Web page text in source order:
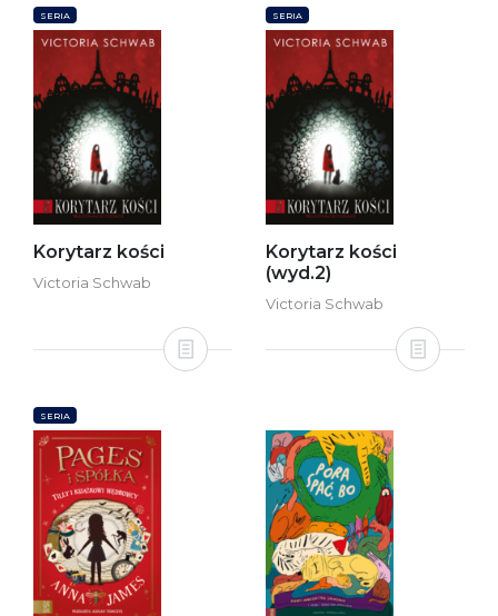
SERIA
Korytarz kości
Victoria Schwab
SERIA
Korytarz kości
(wyd.2)
Victoria Schwab
SERIA